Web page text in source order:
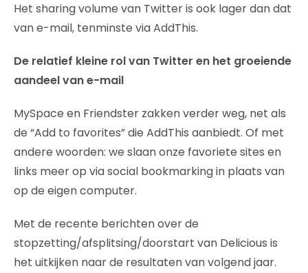
Het sharing volume van Twitter is ook lager dan dat
van e-mail, tenminste via AddThis.
De relatief kleine rol van Twitter en het groeiende
aandeel van e-mail
MySpace en Friendster zakken verder weg, net als
de “Add to favorites” die AddThis aanbiedt. Of met
andere woorden: we slaan onze favoriete sites en
links meer op via social bookmarking in plaats van
op de eigen computer.
Met de recente berichten over de
stopzetting/afsplitsing/doorstart van Delicious is
het uitkijken naar de resultaten van volgend jaar.